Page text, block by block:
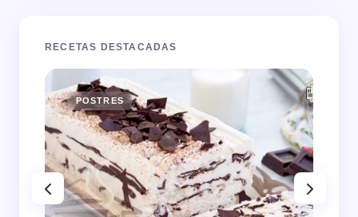
RECETAS DESTACADAS
POSTRES